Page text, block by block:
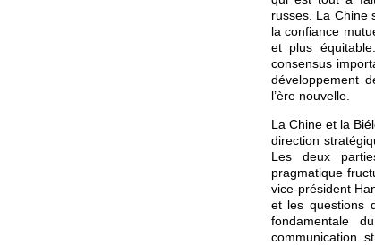
russes. La Chine
la confiance
et plus
consensus
développement
l’ère nouvelle.
La Chine et la
direction
Les deux
pragmatique
vice-président
et les questions
fondamentale
communication